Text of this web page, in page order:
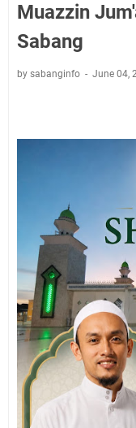
Muazzin
Sabang
by sabanginfo June 04,